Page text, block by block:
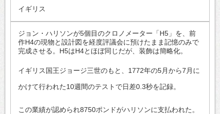
イギリス
ジョン・ハリソンが5個目のクロノメーター「H5」を、前
作H4の現物と設計図を経度評議会に預けたまま記憶のみで
完成させる。H5はH4とほぼ同じだが、装飾は簡略化。
イギリス国王ジョージ三世のもと、1772年の5月から7月に
かけて行われた10週間のテストで日差0.3秒を記録。
この業績が認められ8750ポンドがハリソンに支払われた。